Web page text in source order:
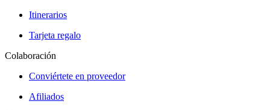
Itinerarios
Tarjeta regalo
Colaboración
Conviértete en proveedor
Afiliados